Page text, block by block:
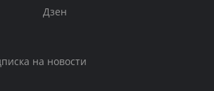
Дзен
на новости